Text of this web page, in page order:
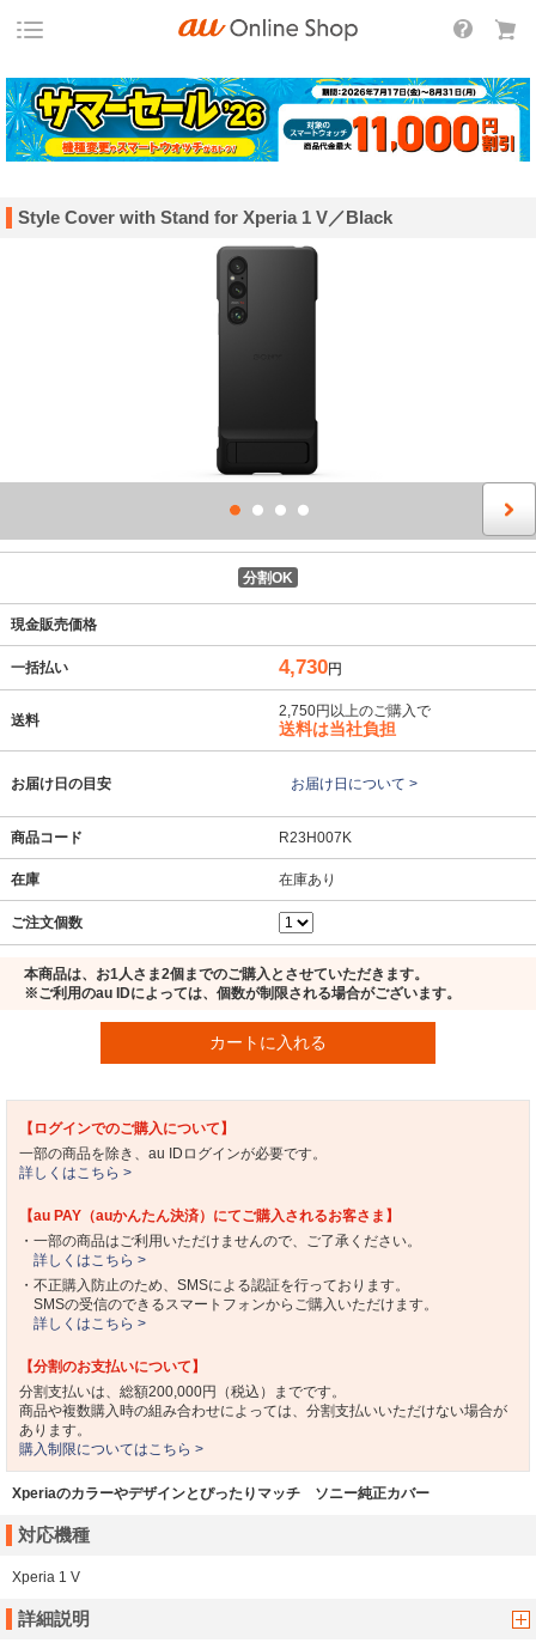
Style Cover with Stand for Xperia 1 V／Black
分割OK
現金販売価格
一括払い 4,730円
送料
2,750円以上のご購入で
送料は当社負担
お届け日の目安 お届け日について >
商品コード R23H007K
在庫 在庫あり
ご注文個数
本商品は、お1人さま2個までのご購入とさせていただきます。
※ご利用のau IDによっては、個数が制限される場合がございます。
カートに入れる
【ログインでのご購入について】
一部の商品を除き、au IDログインが必要です。
詳しくはこちら >
【au PAY（auかんたん決済）にてご購入されるお客さま】
・一部の商品はご利用いただけませんので、ご了承ください。
詳しくはこちら >
・不正購入防止のため、SMSによる認証を行っております。
SMSの受信のできるスマートフォンからご購入いただけます。
詳しくはこちら >
【分割のお支払いについて】
分割支払いは、総額200,000円（税込）までです。
商品や複数購入時の組み合わせによっては、分割支払いいただけない場合が
あります。
購入制限についてはこちら >
Xperiaのカラーやデザインとぴったりマッチ ソニー純正カバー
対応機種
Xperia 1 V
詳細説明